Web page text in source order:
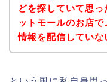
どを探していて思
ットモールのお店
情報を配信していな